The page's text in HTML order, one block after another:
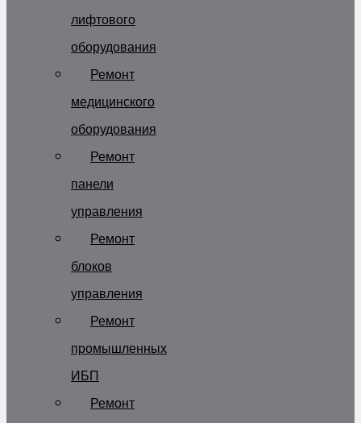
лифтового
оборудования
Ремонт
медицинского
оборудования
Ремонт
панели
управления
Ремонт
блоков
управления
Ремонт
промышленных
ИБП
Ремонт